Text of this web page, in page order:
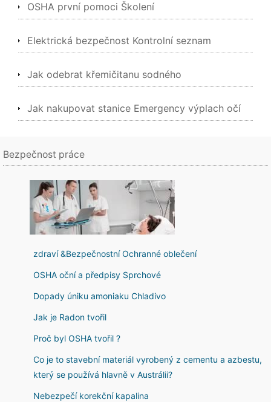
OSHA první pomoci Školení
Elektrická bezpečnost Kontrolní seznam
Jak odebrat křemičitanu sodného
Jak nakupovat stanice Emergency výplach očí
Bezpečnost práce
zdraví &Bezpečnostní Ochranné oblečení
OSHA oční a předpisy Sprchové
Dopady úniku amoniaku Chladivo
Jak je Radon tvořil
Proč byl OSHA tvořil ?
Co je to stavební materiál vyrobený z cementu a azbestu,
který se používá hlavně v Austrálii?
Nebezpečí korekční kapalina